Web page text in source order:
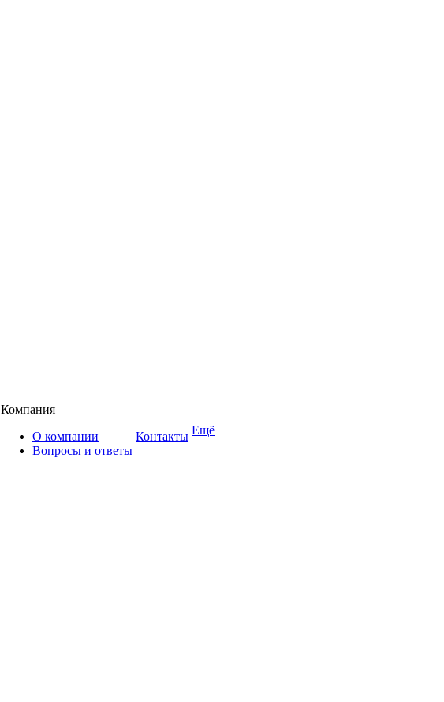
Компания
О компании
Вопросы и ответы
Контакты Ещё